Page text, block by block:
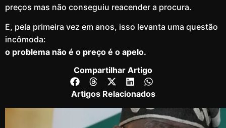
preços mas não conseguiu reacender a procura.
E, pela primeira vez em anos, isso levanta uma questão
incômoda:
o problema não é o preço é o apelo.
Compartilhar Artigo
Artigos Relacionados